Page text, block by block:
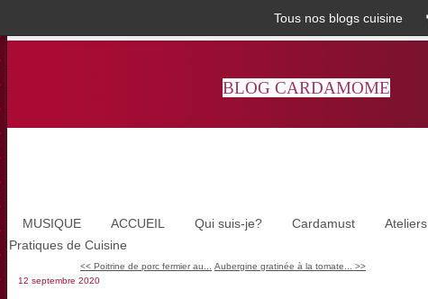
Tous nos blogs cuisine
BLOG CARDAMOME
MUSIQUE ACCUEIL Qui suis-je? Cardamust
Ateliers
Pratiques de Cuisine
<< Poitrine de porc fermier au...
Aubergine gratinée à la tomate... >>
12 septembre 2020